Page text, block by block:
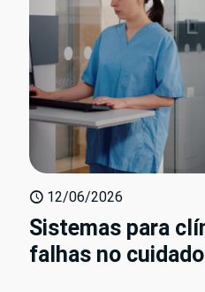
12/06/2026
Sistemas para
falhas no